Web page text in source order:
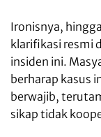
Ironisnya,
klarifikasi resmi
insiden ini.
berharap kasus
berwajib,
sikap tidak